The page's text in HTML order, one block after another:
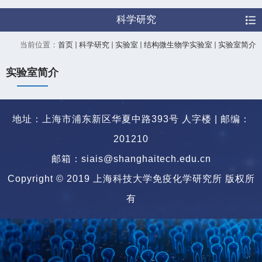
科学研究
当前位置： 首页 科学研究 实验室 结构微生物学实验室 实验室简介
实验室简介
地址：上海市浦东新区华夏中路393号 人字楼 | 邮编：
201210
邮箱：siais@shanghaitech.edu.cn
Copyright © 2019 上海科技大学免疫化学研究所 版权所
有